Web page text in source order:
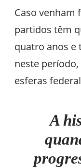
Caso venham
partidos têm
quatro anos e
neste
esferas
A